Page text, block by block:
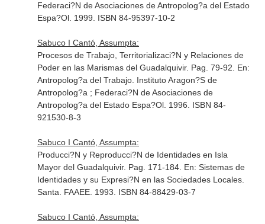
Federaci?N de Asociaciones de Antropolog?a del Estado
Espa?Ol. 1999. ISBN 84-95397-10-2
Sabuco I Cantó, Assumpta:
Procesos de Trabajo, Territorializaci?N y Relaciones de
Poder en las Marismas del Guadalquivir. Pag. 79-92. En:
Antropolog?a del Trabajo. Instituto Aragon?S de
Antropolog?a ; Federaci?N de Asociaciones de
Antropolog?a del Estado Espa?Ol. 1996. ISBN 84-
921530-8-3
Sabuco I Cantó, Assumpta:
Producci?N y Reproducci?N de Identidades en Isla
Mayor del Guadalquivir. Pag. 171-184. En: Sistemas de
Identidades y su Expresi?N en las Sociedades Locales.
Santa. FAAEE. 1993. ISBN 84-88429-03-7
Sabuco I Cantó, Assumpta: